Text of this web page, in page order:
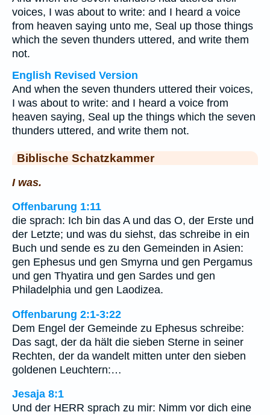
voices, I was about to write: and I heard a voice
from heaven saying unto me, Seal up those things
which the seven thunders uttered, and write them
not.
English Revised Version
And when the seven thunders uttered their voices,
I was about to write: and I heard a voice from
heaven saying, Seal up the things which the seven
thunders uttered, and write them not.
Biblische Schatzkammer
I was.
Offenbarung 1:11
die sprach: Ich bin das A und das O, der Erste und
der Letzte; und was du siehst, das schreibe in ein
Buch und sende es zu den Gemeinden in Asien:
gen Ephesus und gen Smyrna und gen Pergamus
und gen Thyatira und gen Sardes und gen
Philadelphia und gen Laodizea.
Offenbarung 2:1-3:22
Dem Engel der Gemeinde zu Ephesus schreibe:
Das sagt, der da hält die sieben Sterne in seiner
Rechten, der da wandelt mitten unter den sieben
goldenen Leuchtern:…
Jesaja 8:1
Und der HERR sprach zu mir: Nimm vor dich eine